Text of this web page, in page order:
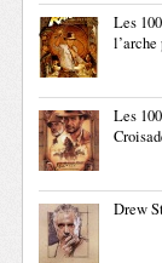
Les
l’arche
Les
Drew